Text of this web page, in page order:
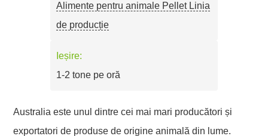
Alimente pentru animale Pellet Linia
de producție
Ieșire:
1-2 tone pe oră
Australia este unul dintre cei mai mari producători și
exportatori de produse de origine animală din lume.